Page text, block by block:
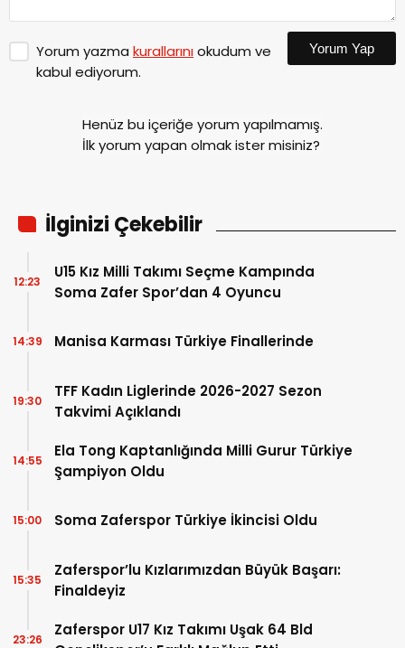
Yorum yazma kurallarınıokudum ve
kabul ediyorum.
Yorum Yap
Henüz bu içeriğe yorum yapılmamış.
İlk yorum yapan olmak ister misiniz?
İlginizi Çekebilir
U15 Kız Milli Takımı Seçme Kampında
Soma Zafer Spor’dan 4 Oyuncu
12:23
Manisa Karması Türkiye Finallerinde
14:39
TFF Kadın Liglerinde 2026-2027 Sezon
Takvimi Açıklandı
19:30
Ela Tong Kaptanlığında Milli Gurur Türkiye
Şampiyon Oldu
14:55
Soma Zaferspor Türkiye İkincisi Oldu
15:00
Zaferspor’lu Kızlarımızdan Büyük Başarı:
Finaldeyiz
15:35
Zaferspor U17 Kız Takımı Uşak 64 Bld
23:26